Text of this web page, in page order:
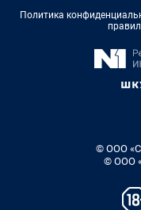
Политика
© ООО
© ООО